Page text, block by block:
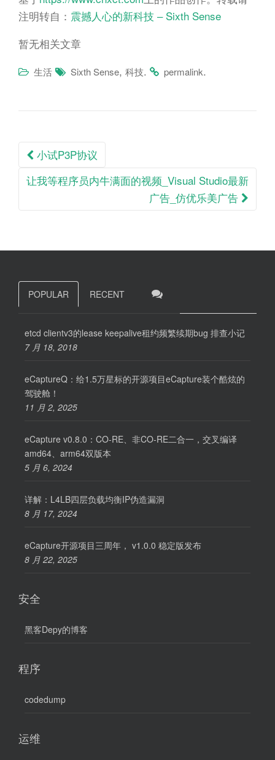
注明转自： 震撼人心的新科技 – Sixth Sense
暂无相关文章
生活 Sixth Sense, 科技. permalink.
Post
navigation
小试P3P协议
让我等程序员内牛满面的视频_Visual Studio最新
广告_仿优乐美广告
POPULAR RECENT
etcd clientv3的lease keepalive租约频繁续期bug 排查小记
7 月 18, 2018
eCaptureQ：给1.5万星标的开源项目eCapture装个酷炫的
驾驶舱！
11 月 2, 2025
eCapture v0.8.0：CO-RE、非CO-RE二合一，交叉编译
amd64、arm64双版本
5 月 6, 2024
详解：L4LB四层负载均衡IP伪造漏洞
8 月 17, 2024
eCapture开源项目三周年， v1.0.0 稳定版发布
8 月 22, 2025
安全
黑客Depy的博客
程序
codedump
运维